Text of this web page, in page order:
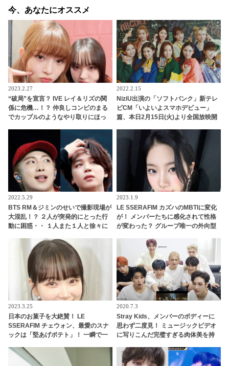
今、あなたにオススメ
2023.2.27
“破局”を宣言？ IVE レイ＆リズの関
係に危機…！？ 仲良しコンビのまる
でカップルのようなやり取りにほっ
2022.2.15
NiziU出演の「ソフトバンク」新テレ
ビCM「いよいよスマホデビュー」
篇、本日2月15日(火)より全国放映開
ューも同時公開
2022.5.29
BTS RM＆ジミンのせいで撮影現場が
大混乱！？ ２人が突発的にとった行
動に困惑・・ １人また１人と徐々に
2023.1.9
LE SSERAFIM カズハのMBTIに変化
が！ メンバーたちに感化されて性格
が変わった？ グループ唯一の外向型
2023.3.25
日本のお菓子を大絶賛！ LE
SSERAFIM チェウォン、最愛のスナ
ックは「堅あげポテト」！ 一瞬で一
テチは種類が多くておいしい」
2020.7.3
Stray Kids、メンバーのボディーに
思わず二度見！ ミュージックビデオ
に写りこんだ完璧すぎる肉体美を持